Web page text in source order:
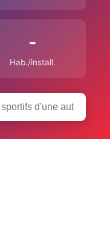
-
Hab./install.